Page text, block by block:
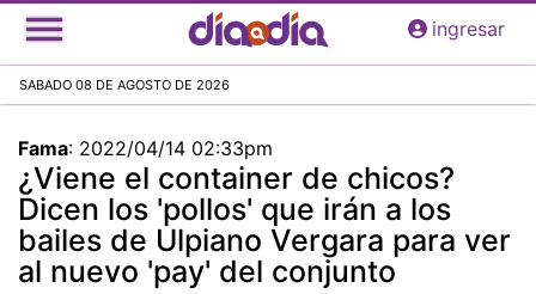
Pasar
al
principal
ingresar
SABADO 08 DE AGOSTO DE 2026
Fama: 2022/04/14 02:33pm
¿Viene el container de chicos?
Dicen los 'pollos' que irán a los
bailes de Ulpiano Vergara para ver
al nuevo 'pay' del conjunto